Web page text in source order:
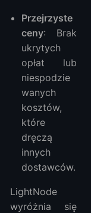
Przejrzyste
ceny: Brak
ukrytych
opłat lub
niespodzie
wanych
kosztów,
które
dręczą
innych
dostawców.
LightNode
wyróżnia się